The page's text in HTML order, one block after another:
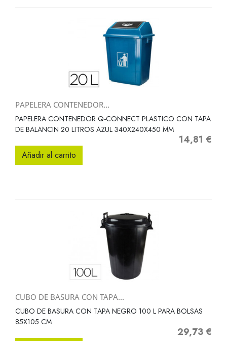
PAPELERA CONTENEDOR...
PAPELERA CONTENEDOR Q-CONNECT PLASTICO CON TAPA
DE BALANCIN 20 LITROS AZUL 340X240X450 MM
Precio
14,81 €
Añadir al carrito
CUBO DE BASURA CON TAPA...
CUBO DE BASURA CON TAPA NEGRO 100 L PARA BOLSAS
85X105 CM
Precio
29,73 €